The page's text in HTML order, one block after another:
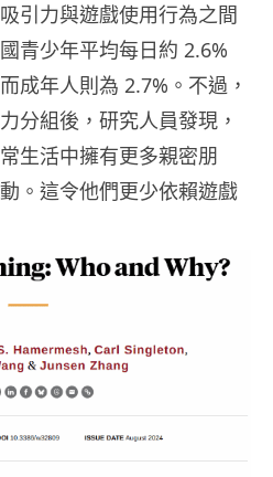
引力與遊戲使用行為之間
青少年平均每日約 2.6%
成年人則為 2.7%。不過，
分組後，研究人員發現，
生活中擁有更多親密朋
。這令他們更少依賴遊戲